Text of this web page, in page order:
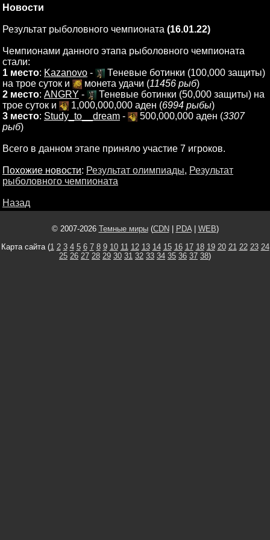
Новости
Результат рыболовного чемпионата (16.01.22)
Чемпионами данного этапа рыболовного чемпионата
стали:
1 место: Kazanovo -
Теневые ботинки (100,000 защиты)
на трое суток и
монета удачи (11456 рыб)
2 место: ANGRY -
Теневые ботинки (50,000 защиты) на
трое суток и
1,000,000,000 аден (6994 рыбы)
3 место: Study_to__dream - 500,000,000 аден (3307
рыб)
Всего в данном этапе приняло участие 7 игроков.
Похожие новости: Результат олимпиады, Результат
рыболовного чемпионата
Назад
© 2007-2026 Темные миры(CDN PDA| WEB)
Карта сайта (1 2 3 4 5 6 7 8 9 10 11 12 13 14 15 16 17 18 19 20 21 22 23 24
25 26 27 28 29 30 31 32 33 34 35 36 37 38)